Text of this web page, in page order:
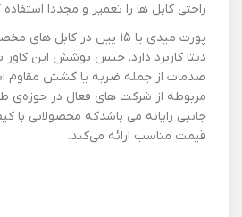
راحتی کابل ها را تعمیر و مجددا استفاده
پورت میدی یا 15 پین در
دیتا کاربرد دارد. جنس پوشش این کاور
صدمات از جمله ضربه یا کشش مقاوم
مربوطه از شرکت‌ های فعال در حوزه‌ی
جانبی رایانه می باشدکه محصولاتی
قیمت مناسب ارائه می‌کند.